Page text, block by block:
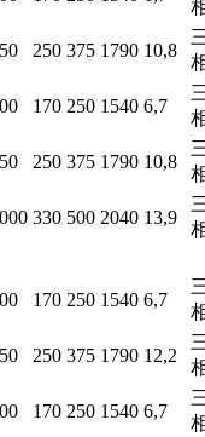
250 375 1790 10,8
170 250 1540 6,7
250 375 1790 10,8
330 500 2040 13,9
170 250 1540 6,7
250 375 1790 12,2
170 250 1540 6,7